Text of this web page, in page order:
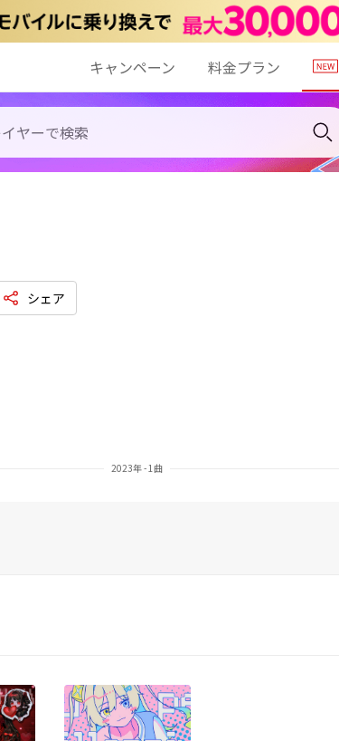
キャンペーン 料金プラン
シェア
2023年 - 1曲